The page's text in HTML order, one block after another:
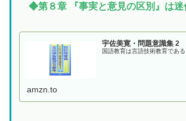
◆第８章 『事実と意見の区別』は迷
宇佐美寛・問題意識集 2
国語教育は言語技術教育である
amzn.to